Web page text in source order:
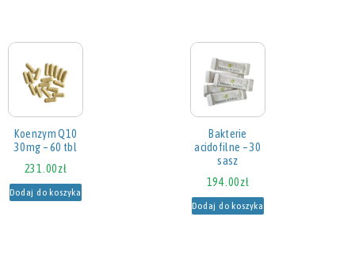
Koenzym Q10
30mg – 60 tbl
231.00zł
Dodaj do koszyka
Bakterie
acidofilne – 30
sasz
194.00zł
Dodaj do koszyka